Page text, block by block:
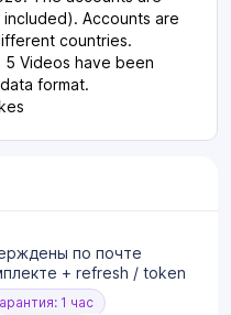
Accounts are
countries.
Videos have been
format.
по почте
+ refresh / token
1 час